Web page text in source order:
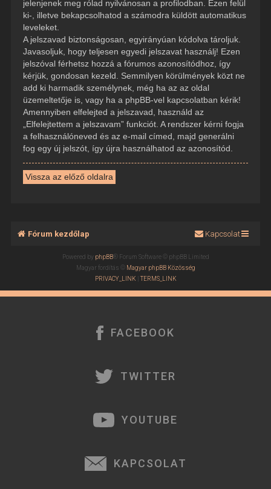
jelenjenek meg rólad nyilvánosan a profilodban. Ezen felül
ki-, illetve bekapcsolhatod a számodra küldött automatikus
leveleket.
A jelszavad biztonságosan, egyirányúan kódolva tároljuk.
Javasoljuk, hogy teljesen egyedi jelszavat használj! Ezen
jelszóval férhetsz hozzá a fórumos azonosítódhoz, így
kérjük, gondosan kezeld. Semmilyen körülmények közt ne
add ki harmadik személynek, még ha az az oldal
üzemeltetője is, vagy ha a phpBB-vel kapcsolatban kérik!
Amennyiben elfelejted a jelszavad, használd az
„Elfelejtettem a jelszavam” funkciót. A rendszer kérni fogja
a felhasználóneved és az e-mail címed, majd generálni
fog egy új jelszót, így újra használhatod az azonosítód.
Vissza az előző oldalra
Fórum kezdőlap Kapcsolat
Powered by phpBB® Forum Software © phpBB Limited
Magyar fordítás © Magyar phpBB Közösség
PRIVACY_LINK |TERMS_LINK
FACEBOOK
TWITTER
YOUTUBE
KAPCSOLAT